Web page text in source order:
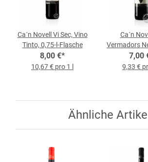
Ca´n Novell Vi Sec, Vino
Tinto, 0,75-l-Flasche
8,00 €*
10,67 € pro 1 l
Ca´n
Vermadors
Tinto, 0,75-
7,00
9,33 €
Ähnliche Artikel